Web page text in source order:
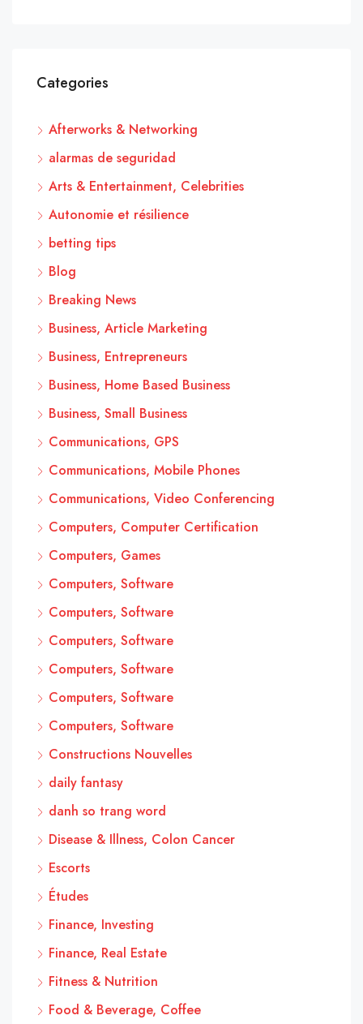
Categories
Afterworks & Networking
alarmas de seguridad
Arts & Entertainment, Celebrities
Autonomie et résilience
betting tips
Blog
Breaking News
Business, Article Marketing
Business, Entrepreneurs
Business, Home Based Business
Business, Small Business
Communications, GPS
Communications, Mobile Phones
Communications, Video Conferencing
Computers, Computer Certification
Computers, Games
Computers, Software
Computers, Software
Computers, Software
Computers, Software
Computers, Software
Computers, Software
Constructions Nouvelles
daily fantasy
danh so trang word
Disease & Illness, Colon Cancer
Escorts
Études
Finance, Investing
Finance, Real Estate
Fitness & Nutrition
Food & Beverage, Coffee